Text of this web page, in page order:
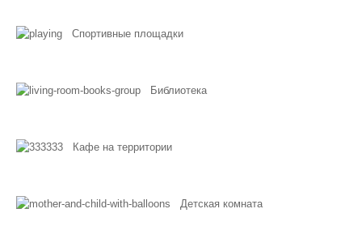
Спортивные площадки
Библиотека
Кафе на территории
Детская комната